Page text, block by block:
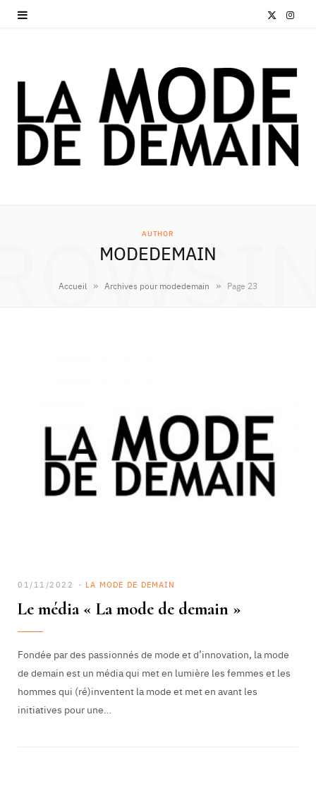
T
w
i
I
s
a
AUTHOR
MODEDEMAIN
Accueil » Archives pour modedemain » Page 23
01/11/2022 LA MODE DE DEMAIN
Le média « La mode de demain »
Fondée par des passionnés de mode et d’innovation, la mode
de demain est un média qui met en lumière les femmes et les
hommes qui (ré)inventent la mode et met en avant les
initiatives pour une…